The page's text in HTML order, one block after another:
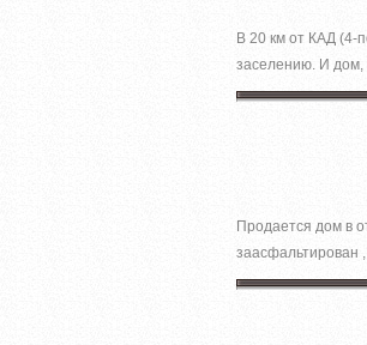
В 20 км от КАД (4-
заселению. И дом,
Продается дом в
заасфальтирован